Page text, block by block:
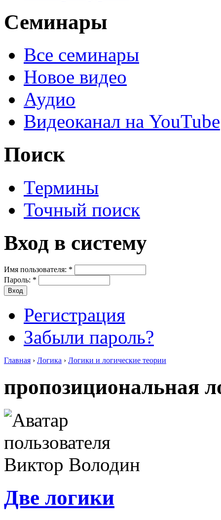
Семинары
Все семинары
Новое видео
Аудио
Видеоканал на YouTube
Поиск
Термины
Точный поиск
Вход в систему
Имя пользователя: *
Пароль: *
Регистрация
Забыли пароль?
Главная › Логика › Логики и логические теории
пропозициональная
Две логики